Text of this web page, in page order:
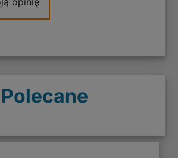
Polecane